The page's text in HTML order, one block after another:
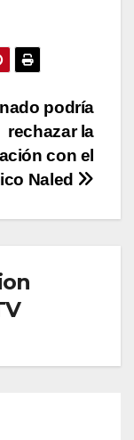
podría
rechazar la
con el
Naled